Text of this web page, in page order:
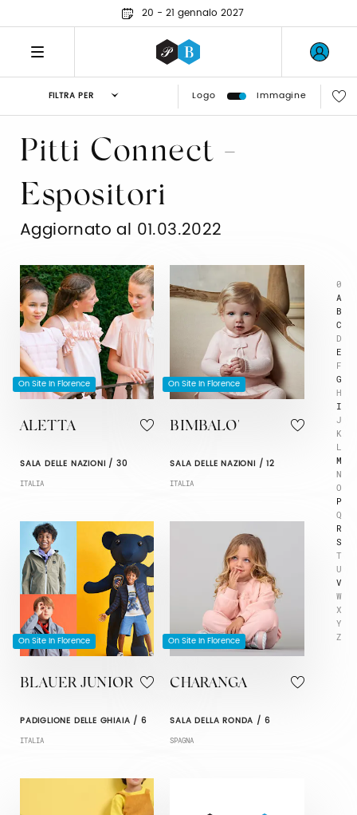
20 - 21 gennaio 2027
FILTRA PER Logo Immagine
0
A
B
C
D
E
F
G
H
I
J
K
L
M
N
O
P
Q
R
S
T
U
V
W
X
Y
Z
Pitti Connect -
Espositori
Aggiornato al 01.03.2022
On Site In Florence
ALETTA
SALA DELLE NAZIONI / 30
ITALIA
On Site In Florence
BIMBALO'
SALA DELLE NAZIONI / 12
ITALIA
On Site In Florence
BLAUER JUNIOR
PADIGLIONE DELLE GHIAIA / 6
ITALIA
On Site In Florence
CHARANGA
SALA DELLA RONDA / 6
SPAGNA